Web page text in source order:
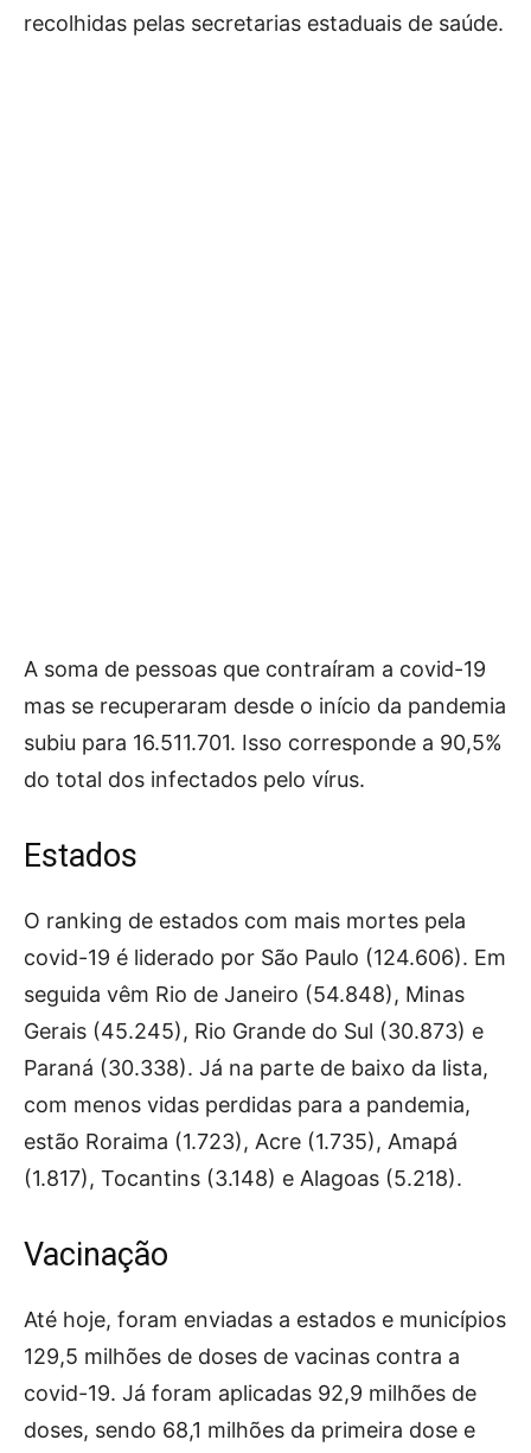
recolhidas pelas secretarias estaduais de saúde.
A soma de pessoas que contraíram a covid-19
mas se recuperaram desde o início da pandemia
subiu para 16.511.701. Isso corresponde a 90,5%
do total dos infectados pelo vírus.
Estados
O ranking de estados com mais mortes pela
covid-19 é liderado por São Paulo (124.606). Em
seguida vêm Rio de Janeiro (54.848), Minas
Gerais (45.245), Rio Grande do Sul (30.873) e
Paraná (30.338). Já na parte de baixo da lista,
com menos vidas perdidas para a pandemia,
estão Roraima (1.723), Acre (1.735), Amapá
(1.817), Tocantins (3.148) e Alagoas (5.218).
Vacinação
Até hoje, foram enviadas a estados e municípios
129,5 milhões de doses de vacinas contra a
covid-19. Já foram aplicadas 92,9 milhões de
doses, sendo 68,1 milhões da primeira dose e